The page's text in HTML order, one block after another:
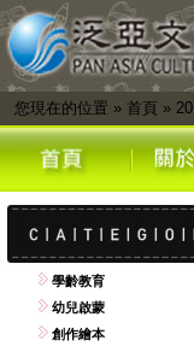
您現在的位置 » 首頁 »
學齡教育
幼兒啟蒙
創作繪本